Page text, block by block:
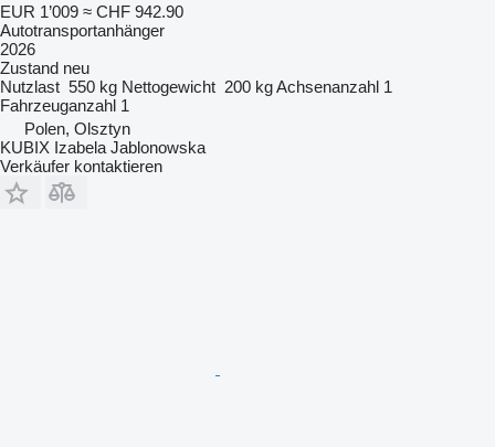
EUR 1’009 ≈ CHF 942.90
Autotransportanhänger
2026
Zustand neu
Nutzlast 550 kg Nettogewicht 200 kgAchsenanzahl 1
Fahrzeuganzahl 1
Polen, Olsztyn
KUBIX Izabela Jablonowska
Verkäufer kontaktieren